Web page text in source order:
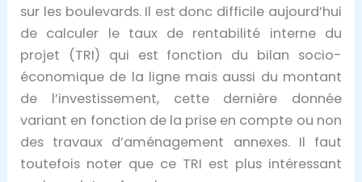
sur les boulevards. Il est donc difficile aujourd’hui
de calculer le taux de rentabilité interne du
projet (TRI) qui est fonction du bilan socio-
économique de la ligne mais aussi du montant
de l’investissement, cette dernière donnée
variant en fonction de la prise en compte ou non
des travaux d’aménagement annexes. Il faut
toutefois noter que ce TRI est plus intéressant